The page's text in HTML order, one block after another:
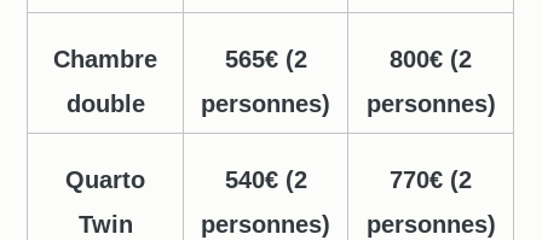
Chambre
double
565€ (2
personnes)
800€ (2
personnes)
Quarto
Twin
540€ (2
personnes)
770€ (2
personnes)